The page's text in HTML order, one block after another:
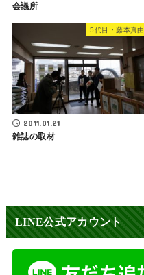
会議所
5代目・藤本真由
2011.01.21
雑誌の取材
LINE公式アカウント